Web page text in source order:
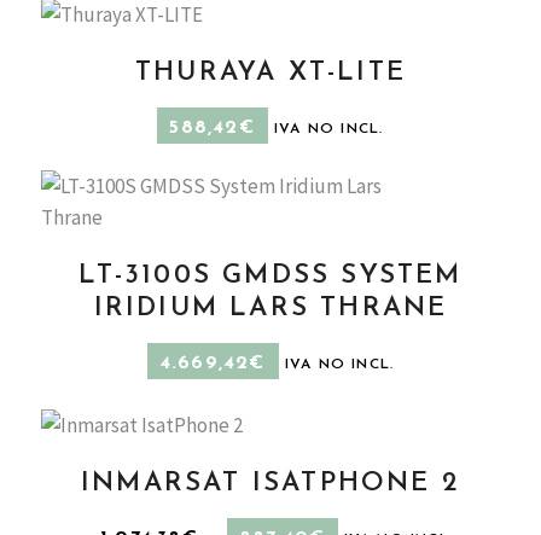
AÑADIR AL CARRITO
THURAYA XT-LITE
588,42 € IVA NO INCL.
LT-3100S GMDSS SYSTEM
IRIDIUM LARS THRANE
4.669,42€ IVA NO INCL.
AÑADIR AL CARRITO
INMARSAT ISATPHONE 2